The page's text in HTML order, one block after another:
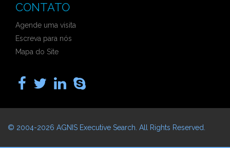
CONTATO
Agende uma visita
Escreva para nós
Mapa do Site
© 2004-2026 AGNIS Executive Search . All Rights Reserved.